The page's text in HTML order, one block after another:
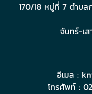
170/18 หมู่ที่ 7 ตำบล
จันทร์-เส
อีเมล :
โทรศัพท์ :